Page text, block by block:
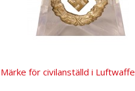
Märke för civilanställd i Luftwaffe